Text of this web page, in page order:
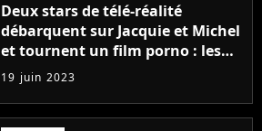
Deux stars de télé-réalité
débarquent sur Jacquie et Michel
et tournent un film porno : les
premières images du tournage
(exclu)
19 juin 2023